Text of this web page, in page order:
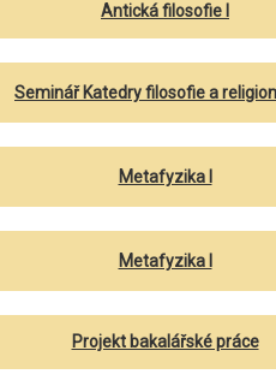
Antická filosofie I
Seminář Katedry filosofie a
Metafyzika I
Metafyzika I
Projekt bakalářské práce